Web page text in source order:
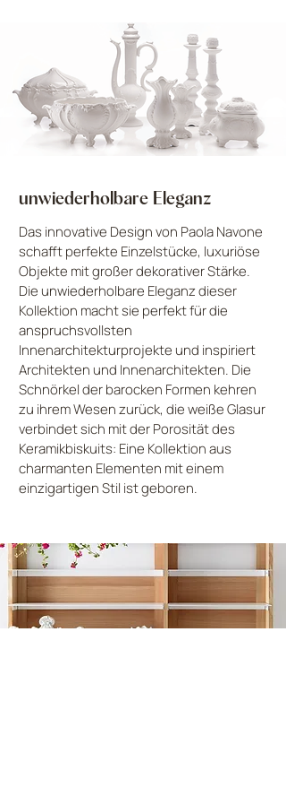
unwiederholbare Eleganz
Das innovative Design von Paola Navone
schafft perfekte Einzelstücke, luxuriöse
Objekte mit großer dekorativer Stärke.
Die unwiederholbare Eleganz dieser
Kollektion macht sie perfekt für die
anspruchsvollsten
Innenarchitekturprojekte und inspiriert
Architekten und Innenarchitekten. Die
Schnörkel der barocken Formen kehren
zu ihrem Wesen zurück, die weiße Glasur
verbindet sich mit der Porosität des
Keramikbiskuits: Eine Kollektion aus
charmanten Elementen mit einem
einzigartigen Stil ist geboren.